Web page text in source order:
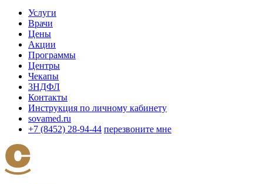
Услуги
Врачи
Цены
Акции
Программы
Центры
Чекапы
3НДФЛ
Контакты
Инструкция по личному кабинету
sovamed.ru
+7 (8452) 28-94-44 перезвоните мне